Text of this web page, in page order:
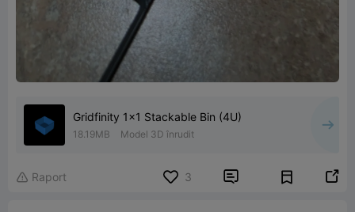
Gridfinity 1x1 Stackable Bin (4U)
18.19MB Model 3D înrudit
 Raport 3  